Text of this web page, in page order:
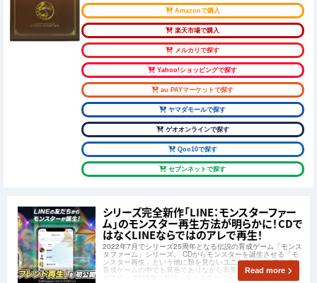
Amazonで購入
楽天市場で購入
メルカリで探す
Yahoo!ショッピングで探す
au PAYマーケットで探す
ヤマダモールで探す
ゲオオンラインで探す
Qoo10で探す
セブンネットで探す
シリーズ完全新作「LINE：モンスターファー
ム」のモンスター再生方法が明らかに！CDで
はなくLINEならではのアレで再生！
2022年7月でシリーズ25周年となる伝説の育成ゲーム「モンス
タファーム」シリーズ。 CDからモンスターを誕生させる「モ
ンスター再生」という他に類を見ないユニークなシステムで、
育成ゲームの中でも異色でありながら非常に人気の髙いシリー
ズです。 2019年に初代「モンスターファーム」、2020年には
Read more